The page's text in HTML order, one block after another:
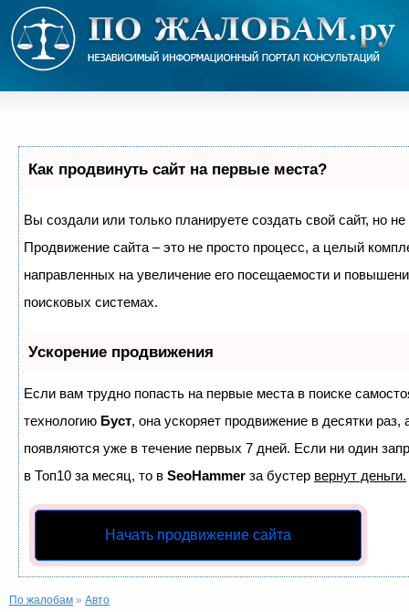
Как продвинуть сайт на первые места?
Вы создали или только планируете создать свой сайт, но не
Продвижение сайта – это не просто процесс, а целый
направленных на увеличение его посещаемости и
поисковых системах.
Ускорение продвижения
Если вам трудно попасть на первые места в поиске
технологию Буст, она ускоряет продвижение в десятки раз,
появляются уже в течение первых 7 дней. Если ни один
в Топ10 за месяц, то в SeoHammer за бустер вернут деньги.
Начать продвижение сайта
По жалобам » Авто